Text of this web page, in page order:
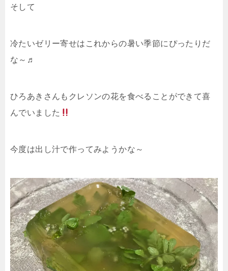
そして
冷たいゼリー寄せはこれからの暑い季節にぴったりだ
な～♬
ひろあきさんもクレソンの花を食べることができて喜
んでいました
今度は出し汁で作ってみようかな～